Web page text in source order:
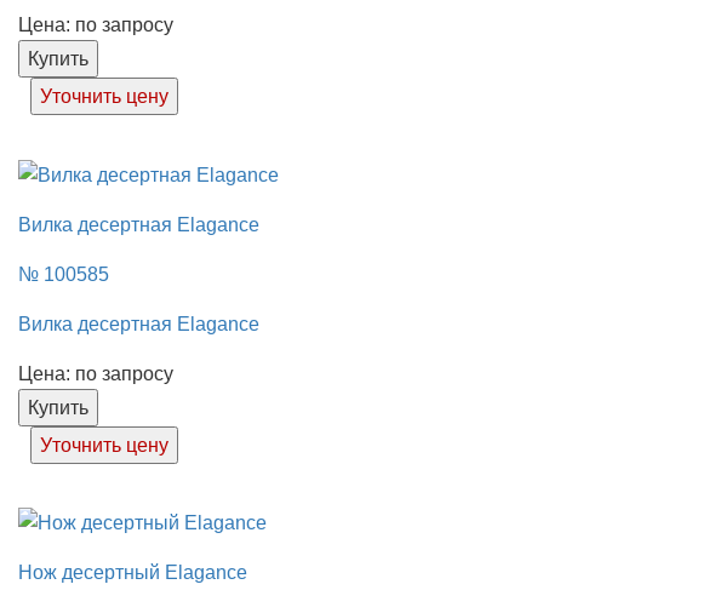
Цена: по запросу
Купить
Уточнить цену
Вилка десертная Elagance
№ 100585
Вилка десертная Elagance
Цена: по запросу
Купить
Уточнить цену
Нож десертный Elagance